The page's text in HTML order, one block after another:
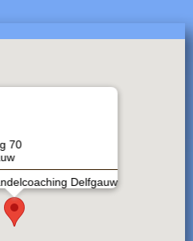
70
Delfgauw